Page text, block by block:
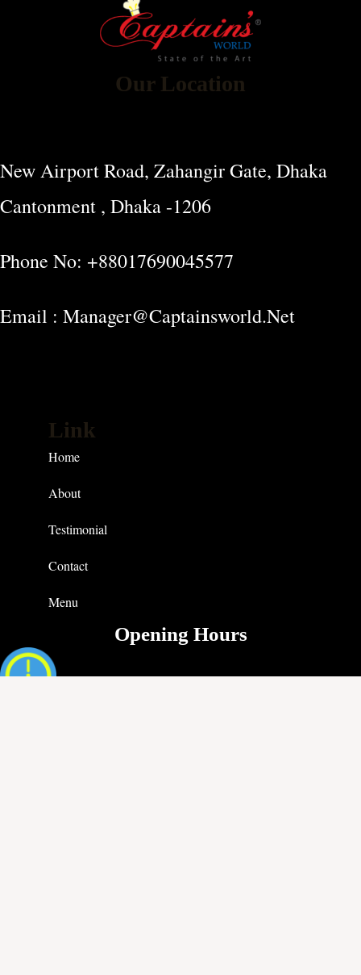
Our Location
New Airport Road, Zahangir Gate, Dhaka
Cantonment , Dhaka -1206
Phone No: +88017690045577
Email : Manager@captainsworld.net
Link
Home
About
Testimonial
Contact
Menu
Opening Hours